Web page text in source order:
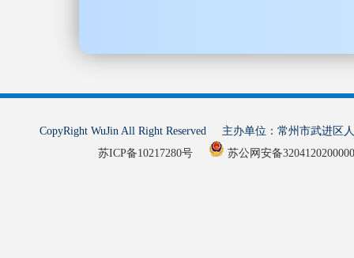
CopyRight WuJin All Right Reserved 主办单位：常州市武进
苏ICP备10217280号
苏公网安备